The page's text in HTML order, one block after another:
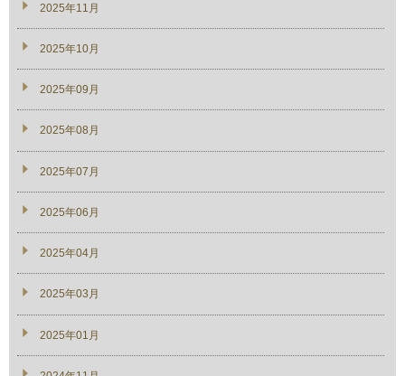
2025年11月
2025年10月
2025年09月
2025年08月
2025年07月
2025年06月
2025年04月
2025年03月
2025年01月